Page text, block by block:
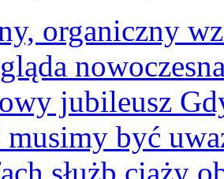
organiczny
jubileusz
musimy być
służb ciąży